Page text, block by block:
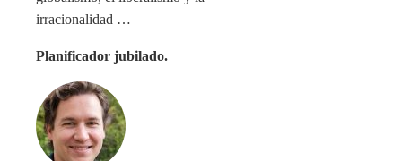
irracionalidad …
Planificador jubilado.